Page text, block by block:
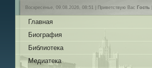
Воскресенье, 09.08.2026, 08:51 | Приветствую Вас Гость
Главная
Биография
Библиотека
Медиатека